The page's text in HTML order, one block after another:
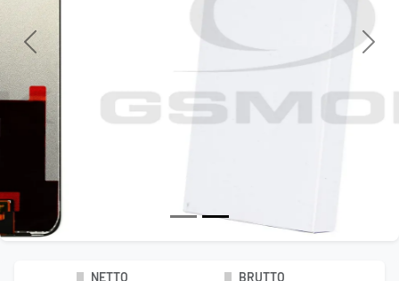
Previous Next
NETTO BRUTTO